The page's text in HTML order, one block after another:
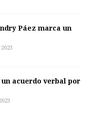
Páez marca un
acuerdo verbal por